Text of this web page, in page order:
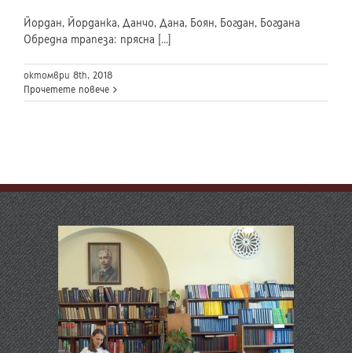
Йордан, Йорданка, Данчо, Дана, Боян, Богдан, Богдана
Обредна трапеза: прясна [...]
октомври 8th, 2018
Прочетете повече